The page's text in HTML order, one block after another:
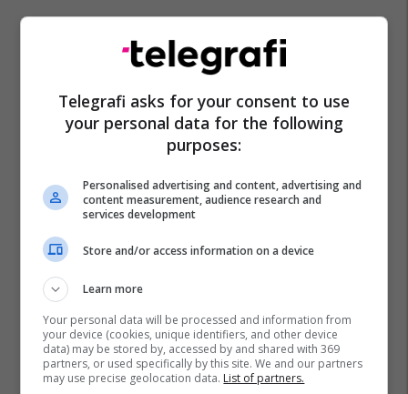
Venko Filipçe
Telegrafi asks for your consent to use
your personal data for the following
purposes:
Personalised advertising and content, advertising and
content measurement, audience research and
services development
Store and/or access information on a device
Learn more
Your personal data will be processed and information from
your device (cookies, unique identifiers, and other device
data) may be stored by, accessed by and shared with 369
partners, or used specifically by this site. We and our partners
may use precise geolocation data. List of partners.